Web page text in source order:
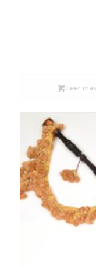
Leer más